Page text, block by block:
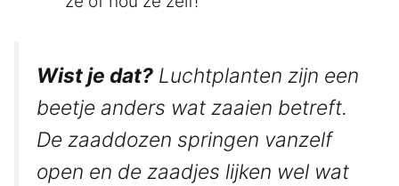
Wist je dat? Luchtplanten zijn een
beetje anders wat zaaien betreft.
De zaaddozen springen vanzelf
open en de zaadjes lijken wel wat